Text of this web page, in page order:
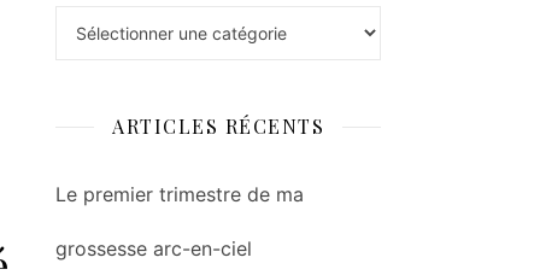
ARTICLES RÉCENTS
Le premier trimestre de ma
grossesse arc-en-ciel